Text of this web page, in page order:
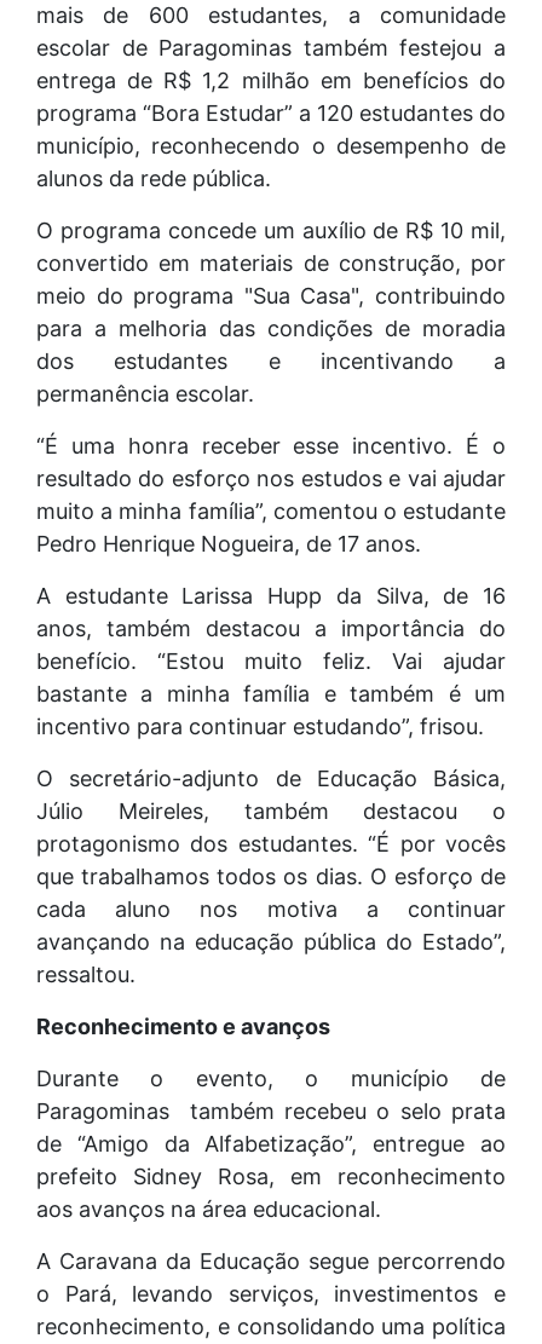
mais de 600 estudantes, a comunidade
escolar de Paragominas também festejou a
entrega de R$ 1,2 milhão em benefícios do
programa “Bora Estudar” a 120 estudantes do
município, reconhecendo o desempenho de
alunos da rede pública.
O programa concede um auxílio de R$ 10 mil,
convertido em materiais de construção, por
meio do programa "Sua Casa", contribuindo
para a melhoria das condições de moradia
dos estudantes e incentivando a
permanência escolar.
“É uma honra receber esse incentivo. É o
resultado do esforço nos estudos e vai ajudar
muito a minha família”, comentou o estudante
Pedro Henrique Nogueira, de 17 anos.
A estudante Larissa Hupp da Silva, de 16
anos, também destacou a importância do
benefício. “Estou muito feliz. Vai ajudar
bastante a minha família e também é um
incentivo para continuar estudando”, frisou.
O secretário-adjunto de Educação Básica,
Júlio Meireles, também destacou o
protagonismo dos estudantes. “É por vocês
que trabalhamos todos os dias. O esforço de
cada aluno nos motiva a continuar
avançando na educação pública do Estado”,
ressaltou.
Reconhecimento e avanços
Durante o evento, o município de
Paragominas também recebeu o selo prata
de “Amigo da Alfabetização”, entregue ao
prefeito Sidney Rosa, em reconhecimento
aos avanços na área educacional.
A Caravana da Educação segue percorrendo
o Pará, levando serviços, investimentos e
reconhecimento, e consolidando uma política